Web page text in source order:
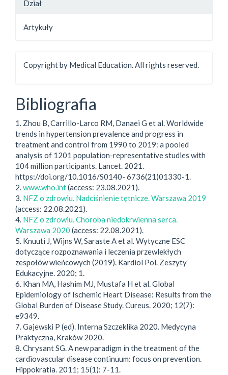
Dział
Artykuły
Copyright by Medical Education. All rights reserved.
Bibliografia
1. Zhou B, Carrillo-Larco RM, Danaei G et al. Worldwide
trends in hypertension prevalence and progress in
treatment and control from 1990 to 2019: a pooled
analysis of 1201 population-representative studies with
104 million participants. Lancet. 2021.
https://doi.org/10.1016/S0140- 6736(21)01330-1.
2.www.who.int(access: 23.08.2021).
3. NFZ o zdrowiu. Nadciśnienie tętnicze. Warszawa 2019
(access: 22.08.2021).
4. NFZ o zdrowiu. Choroba niedokrwienna serca.
Warszawa 2020 (access: 22.08.2021).
5. Knuuti J, Wijns W, Saraste A et al. Wytyczne ESC
dotyczące rozpoznawania i leczenia przewlekłych
zespołów wieńcowych (2019). Kardiol Pol. Zeszyty
Edukacyjne. 2020; 1.
6. Khan MA, Hashim MJ, Mustafa H et al. Global
Epidemiology of Ischemic Heart Disease: Results from the
Global Burden of Disease Study. Cureus. 2020; 12(7):
e9349.
7. Gajewski P (ed). Interna Szczeklika 2020. Medycyna
Praktyczna, Kraków 2020.
8. Chrysant SG. A new paradigm in the treatment of the
cardiovascular disease continuum: focus on prevention.
Hippokratia. 2011; 15(1): 7-11.